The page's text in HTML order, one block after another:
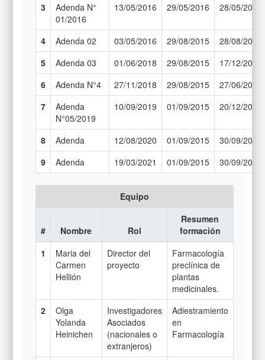
3
Adenda N°
01/2016
13/05/2016 29/05/2016 28/05/2018
4 Adenda 02 03/05/2016 29/08/2015
28/08/2017
5
Adenda 03 01/06/2018 29/08/2015
17/12/2018
6
Adenda N°4 27/11/2018 29/08/2015
27/06/2019
7
Adenda
N°05/2019
10/09/2019 01/09/2015 20/12/2019
8 Adenda 12/08/2020 01/09/2015
30/09/2020
9
Adenda 19/03/2021 01/09/2015 30/09/2020
Equipo
# Nombre Rol
Resumen
formación
1
Maria del
Carmen
Hellión
Director del
proyecto
Farmacología
preclínica de
plantas
medicinales.
2
Olga
Yolanda
Heinichen
Investigadores
Asociados
(nacionales o
extranjeros)
Adiestramiento
en
Farmacología